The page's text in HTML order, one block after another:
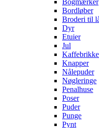
Bordløber
Broderi til
Dyr
Etuier
Jul
Knapper
Nålepuder
Nøgleringe
Penalhuse
Poser
Puder
Punge
Pynt